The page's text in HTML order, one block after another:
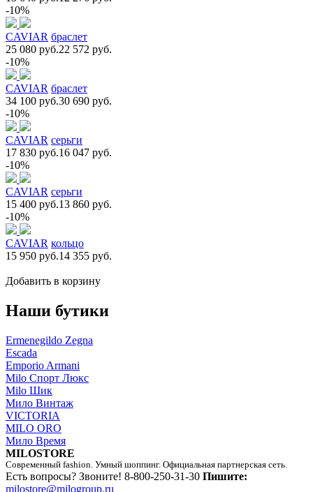
-10%
CAVIAR браслет
25 080 руб.22 572 руб.
-10%
CAVIAR браслет
34 100 руб.30 690 руб.
-10%
CAVIAR серьги
17 830 руб.16 047 руб.
-10%
CAVIAR серьги
15 400 руб.13 860 руб.
-10%
CAVIAR кольцо
15 950 руб.14 355 руб.
Добавить в корзину
Наши бутики
Ermenegildo Zegna
Escada
Emporio Armani
Milo Спорт Люкс
Milo Шик
Мило Винтаж
VICTORIA
MILO ORO
Мило Время
MILOSTORE
Современный fashion. Умный шоппинг. Официальная партнерская сеть.
Есть вопросы? Звоните! 8-800-250-31-30 Пишите:
milostore@milogroup.ru